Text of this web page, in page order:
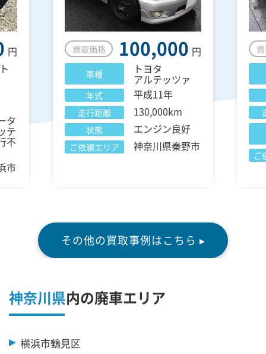
円
タ
テ
不
市
買取価格 100,000 円
車種 トヨタ
アルテッツァ
年式 平成11年
走行距離 130,000km
状態 エンジン良好
ご依頼エリア 神奈川県秦野市
ご
その他の買取事例はこちら ▸
神奈川県内の廃車エリア
横浜市鶴見区